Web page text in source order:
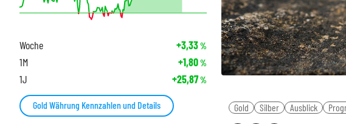
Gold Silber Ausblick
Woche +3,33%
1M +1,80%
1J +25,87%
Gold Währung Kennzahlen und Details